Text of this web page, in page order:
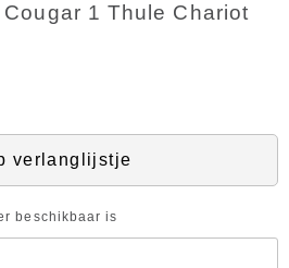
1 Thule Chariot
verlanglijstje
beschikbaar is